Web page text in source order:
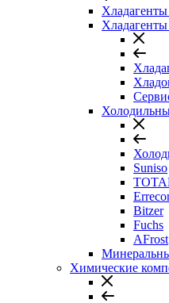
Suniso
Bitzer
Fuchs
AFrost
Химические